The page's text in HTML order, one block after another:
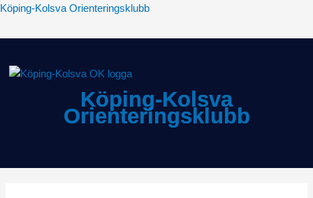
Hoppa
innehåll
Köping-Kolsva Orienteringsklubb
Köping-Kolsva
Orienteringsklubb
Meny